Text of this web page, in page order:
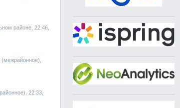
районе, 22:46,
(межрайонное),
22:33,